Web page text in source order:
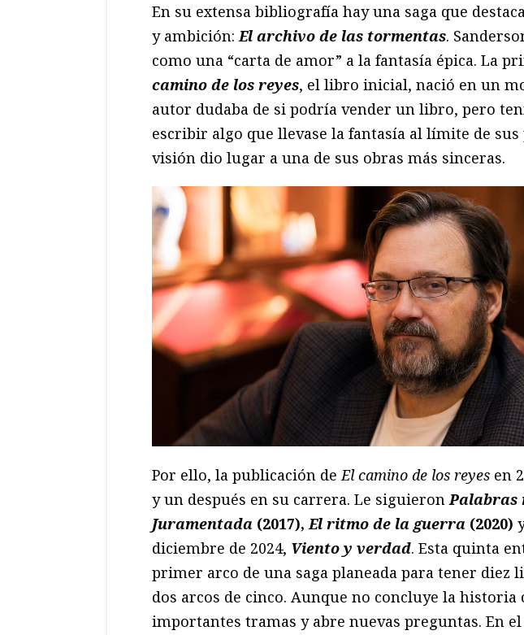
En su extensa bibliografía hay una saga que
y ambición: El archivo de las tormentas.
como una “carta de amor” a la fantasía épica. La
camino de los reyes, el libro inicial, nació en un
autor dudaba de si podría vender un libro, pero
escribir algo que llevase la fantasía al límite de sus
visión dio lugar a una de sus obras más sinceras.
Por ello, la publicación de El camino de los reyes en
y un después en su carrera. Le siguieron Palabras
Juramentada (2017), El ritmo de la guerra (2020)
diciembre de 2024, Viento y verdad. Esta quinta
primer arco de una saga planeada para tener diez
dos arcos de cinco. Aunque no concluye la historia
importantes tramas y abre nuevas preguntas. En